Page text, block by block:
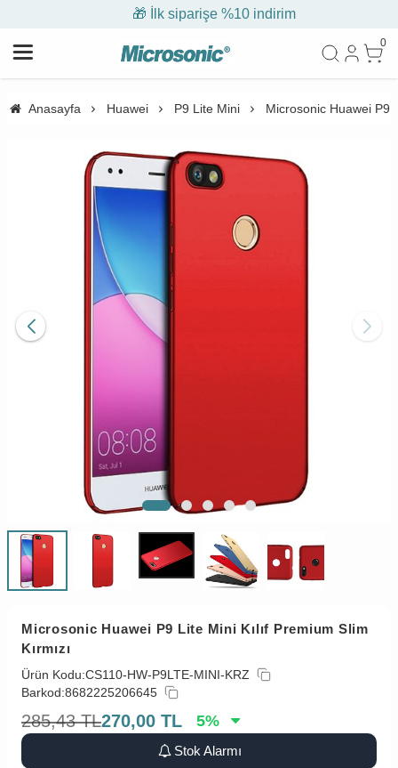
🎁 İlk siparişe %10 indirim
0
Anasayfa Huawei P9 Lite Mini Microsonic Huawei P9
Microsonic Huawei P9 Lite Mini Kılıf Premium Slim
Kırmızı
Ürün Kodu:CS110-HW-P9LTE-MINI-KRZ
Barkod:8682225206645
285,43 TL270,00 TL 5%
Stok Alarmı